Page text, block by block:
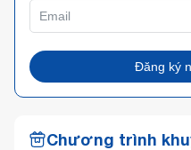
Đăng ký
Chương trình